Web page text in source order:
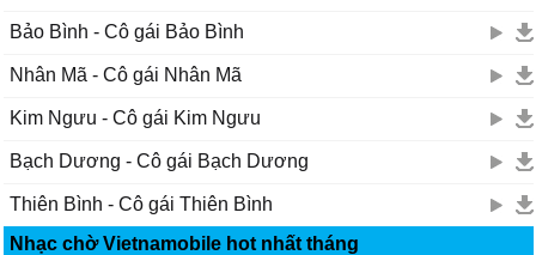
Bảo Bình - Cô gái Bảo Bình
Nhân Mã - Cô gái Nhân Mã
Kim Ngưu - Cô gái Kim Ngưu
Bạch Dương - Cô gái Bạch Dương
Thiên Bình - Cô gái Thiên Bình
Nhạc chờ Vietnamobile hot nhất tháng